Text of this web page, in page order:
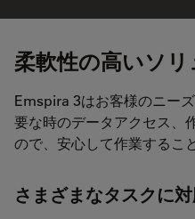
柔軟性の高いソ
Emspira 3はお客様のニー
要な時のデータアクセス、
ので、安心して作業するこ
さまざまなタスクに